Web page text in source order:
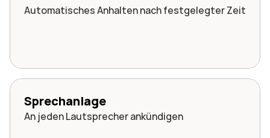
Automatisches Anhalten nach festgelegter Zeit
Sprechanlage
An jeden Lautsprecher ankündigen